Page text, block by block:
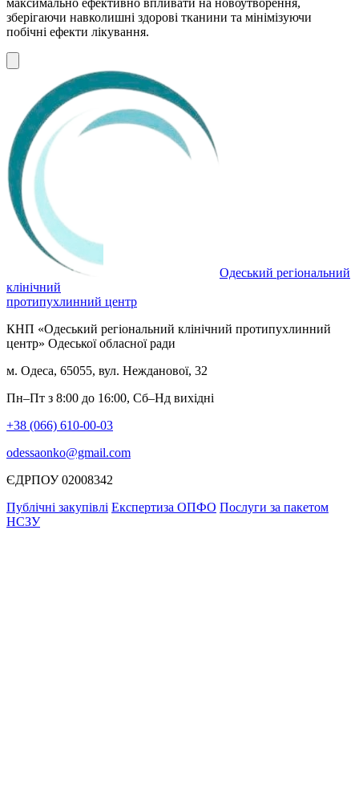
максимально ефективно впливати на новоутворення,
зберігаючи навколишні здорові тканини та мінімізуючи
побічні ефекти лікування.
Одеський регіональний
клінічний
протипухлинний центр
КНП «Одеський регіональний клінічний протипухлинний
центр» Одеської обласної ради
м. Одеса, 65055, вул. Нежданової, 32
Пн–Пт з 8:00 до 16:00, Сб–Нд вихідні
+38 (066) 610-00-03
odessaonko@gmail.com
ЄДРПОУ 02008342
Публічні закупівлі Експертиза ОПФО Послуги за пакетом
НСЗУ